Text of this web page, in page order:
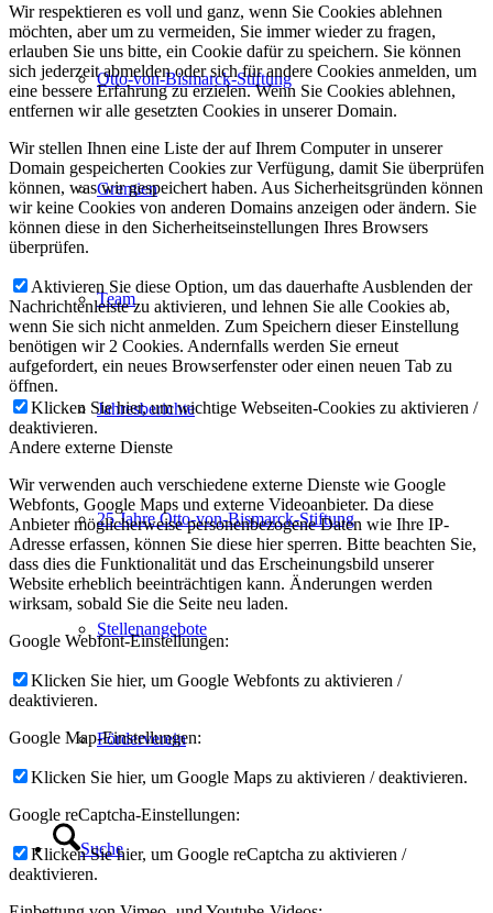
Otto-von-Bismarck-Stiftung
Gremien
Team
Jahresberichte
25 Jahre Otto-von-Bismarck-Stiftung
Stellenangebote
Förderverein
Suche
Wir respektieren es voll und ganz, wenn Sie Cookies ablehnen
möchten, aber um zu vermeiden, Sie immer wieder zu fragen,
erlauben Sie uns bitte, ein Cookie dafür zu speichern. Sie können
sich jederzeit abmelden oder sich für andere Cookies anmelden, um
eine bessere Erfahrung zu erzielen. Wenn Sie Cookies ablehnen,
entfernen wir alle gesetzten Cookies in unserer Domain.
Wir stellen Ihnen eine Liste der auf Ihrem Computer in unserer
Domain gespeicherten Cookies zur Verfügung, damit Sie überprüfen
können, was wir gespeichert haben. Aus Sicherheitsgründen können
wir keine Cookies von anderen Domains anzeigen oder ändern. Sie
können diese in den Sicherheitseinstellungen Ihres Browsers
überprüfen.
Aktivieren Sie diese Option, um das dauerhafte Ausblenden der
Nachrichtenleiste zu aktivieren, und lehnen Sie alle Cookies ab,
wenn Sie sich nicht anmelden. Zum Speichern dieser Einstellung
benötigen wir 2 Cookies. Andernfalls werden Sie erneut
aufgefordert, ein neues Browserfenster oder einen neuen Tab zu
öffnen.
Klicken Sie hier, um wichtige Webseiten-Cookies zu aktivieren /
deaktivieren.
Andere externe Dienste
Wir verwenden auch verschiedene externe Dienste wie Google
Webfonts, Google Maps und externe Videoanbieter. Da diese
Anbieter möglicherweise personenbezogene Daten wie Ihre IP-
Adresse erfassen, können Sie diese hier sperren. Bitte beachten Sie,
dass dies die Funktionalität und das Erscheinungsbild unserer
Website erheblich beeinträchtigen kann. Änderungen werden
wirksam, sobald Sie die Seite neu laden.
Google Webfont-Einstellungen:
Klicken Sie hier, um Google Webfonts zu aktivieren /
deaktivieren.
Google Map-Einstellungen:
Klicken Sie hier, um Google Maps zu aktivieren / deaktivieren.
Google reCaptcha-Einstellungen:
Klicken Sie hier, um Google reCaptcha zu aktivieren /
deaktivieren.